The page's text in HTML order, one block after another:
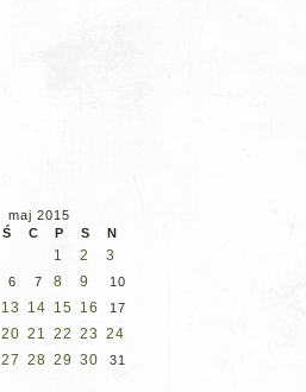
maj 2015
Ś C P S N
1 2
3
6 7 8 9 10
13 14 15 16
17
20 21 22 23 24
27 28 29 30 31